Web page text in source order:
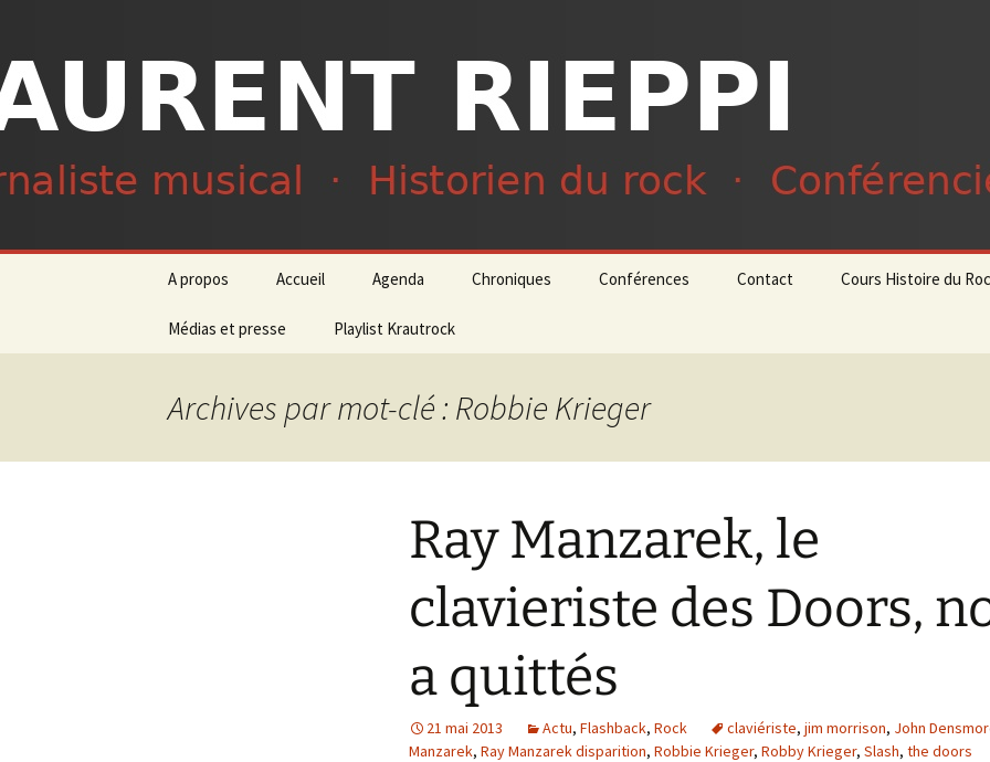
Laurent Rieppi
contenu
A propos Accueil Agenda Chroniques Conférences Contact Cours Histoire du
Médias et presse Playlist Krautrock
Archives par mot-clé : Robbie Krieger
Ray Manzarek, le
clavieriste des Doors,
a quittés
21 mai 2013 Actu, Flashback, Rock claviériste, jim morrison, John
Manzarek, Ray Manzarek disparition, Robbie Krieger, Robby Krieger, Slash, the doors